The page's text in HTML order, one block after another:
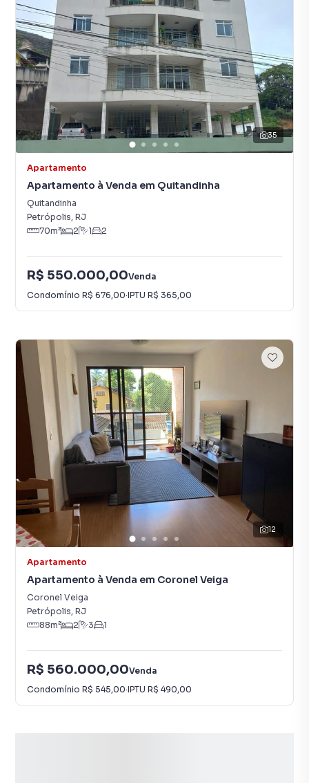
35
Apartamento
Apartamento à Venda em Quitandinha
Quitandinha
Petrópolis, RJ
70m² 2 1 2
R$ 550.000,00Venda
Condomínio R$ 676,00·IPTU R$ 365,00
12
Apartamento
Apartamento à Venda em Coronel Veiga
Coronel Veiga
Petrópolis, RJ
88m² 2 3 1
R$ 560.000,00Venda
Condomínio R$ 545,00·IPTU R$ 490,00